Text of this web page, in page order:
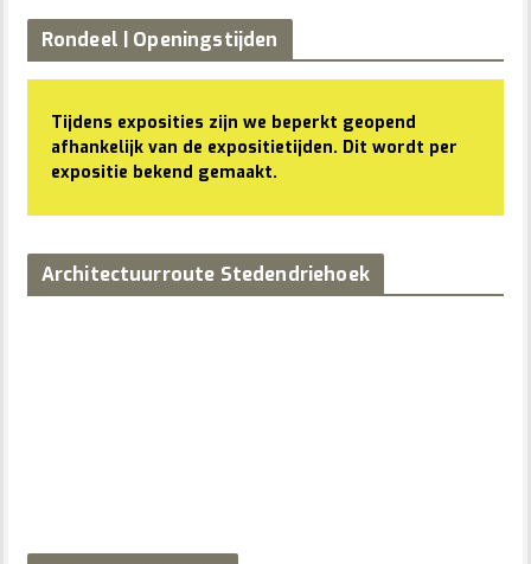
Rondeel | Openingstijden
Tijdens exposities zijn we beperkt geopend
afhankelijk van de expositietijden. Dit wordt per
expositie bekend gemaakt.
Architectuurroute Stedendriehoek